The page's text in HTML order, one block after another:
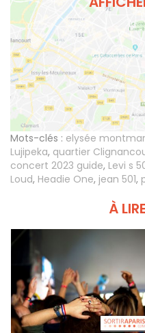
Mots-clés : elysée
Lujipeka, quartier
concert 2023 guide, Levi s
Loud, Headie One, jean 501,
À